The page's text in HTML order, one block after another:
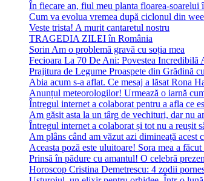
În fiecare an, fiul meu planta floarea-soarelui
Cum va evolua vremea după ciclonul din
Veste trista! A murit cantaretul nostru
TRAGEDIA ZILEI în România
Sorin Am o problemă gravă cu soția mea
Fecioara La 70 De Ani: Povestea Incredibilă
Prajitura de Legume Proaspete din Grădină
Abia acum s-a aflat. Ce mesaj a lăsat Rona
Anunțul meteorologilor! Urmează o iarnă
Întregul internet a colaborat pentru a afla ce
Am găsit asta la un târg de vechituri, dar nu
Întregul internet a colaborat și tot nu a reușit
Am plâns când am văzut azi dimineață
Aceasta poză este uluitoare! Sora mea a
Prinsă în pădure cu amantul! O celebră
Horoscop Cristina Demetrescu: 4 zodii